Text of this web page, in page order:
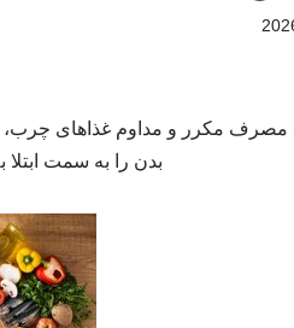
مکرر و مداوم غذاهای چرب،
بدن را به سمت ابتلا به